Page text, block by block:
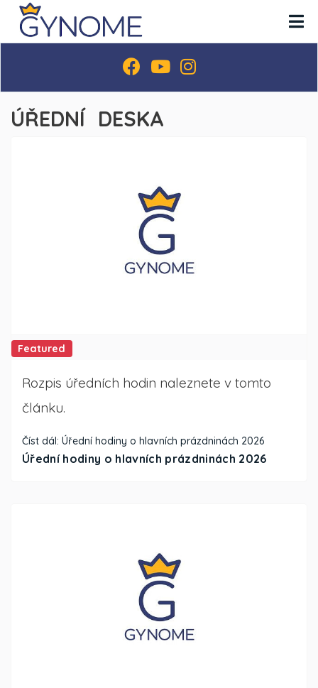
ÚŘEDNÍ DESKA
Featured
Úřední hodiny o hlavních prázdninách 2026
Rozpis úředních hodin naleznete v tomto
článku.
Číst dál: Úřední hodiny o hlavních prázdninách 2026